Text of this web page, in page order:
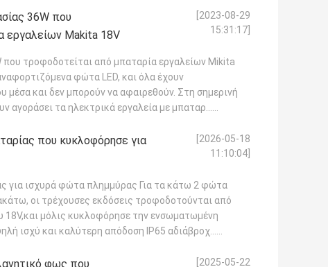
36W που
εργαλείων Makita 18V
[2023-08-29
15:31:17]
τροφοδοτείται από μπαταρία εργαλείων Mikita
φώτα LED, και όλα έχουν
μέσα και δεν μπορούν να αφαιρεθούν. Στη σημερινή
αγοράσει τα ηλεκτρικά εργαλεία με μπαταρ...
που κυκλοφόρησε για
[2026-05-18
11:10:04]
για ισχυρά φώτα πλημμύρας Για τα κάτω 2 φώτα
οι τρέχουσες εκδόσεις τροφοδοτούνται από
18V,και μόλις κυκλοφόρησε την ενσωματωμένη
ισχύ και καλύτερη απόδοση IP65 αδιάβροχ...
φως που
[2025-05-22